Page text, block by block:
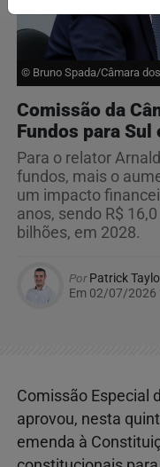
© Bruno Spada/Câmara
Comissão da
Fundos para Sul
Para o relator
fundos, mais o
um impacto
anos, sendo R$
bilhões, em 2028.
PorPatrick
Em 02/07/2026
Comissão Especial
aprovou, nesta
emenda à